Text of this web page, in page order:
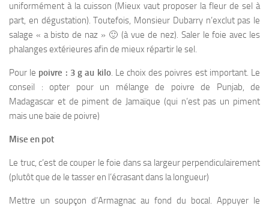
uniformément à la cuisson (Mieux vaut proposer la fleur de sel à
part, en dégustation). Toutefois, Monsieur Dubarry n’exclut pas le
salage « a bisto de naz » 🙂 (à vue de nez). Saler le foie avec les
phalanges extérieures afin de mieux répartir le sel.
Pour le poivre : 3 g au kilo. Le choix des poivres est important. Le
conseil : opter pour un mélange de poivre de Punjab, de
Madagascar et de piment de Jamaïque (qui n’est pas un piment
mais une baie de poivre)
Mise en pot
Le truc, c’est de couper le foie dans sa largeur perpendiculairement
(plutôt que de le tasser en l’écrasant dans la longueur)
Mettre un soupçon d’Armagnac au fond du bocal. Appuyer le